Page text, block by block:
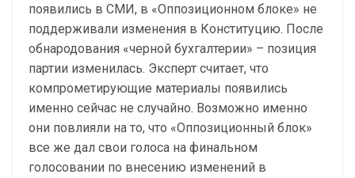
появились в СМИ, в «Оппозиционном блоке» не
поддерживали изменения в Конституцию. После
обнародования «черной бухгалтерии» – позиция
партии изменилась. Эксперт считает, что
компрометирующие материалы появились
именно сейчас не случайно. Возможно именно
они повлияли на то, что «Оппозиционный блок»
все же дал свои голоса на финальном
голосовании по внесению изменений в